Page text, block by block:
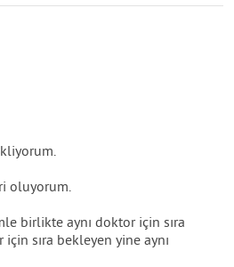
oluyorum.
birlikte aynı doktor için sıra
sıra bekleyen yine aynı